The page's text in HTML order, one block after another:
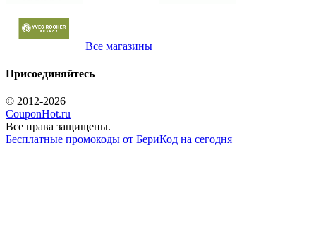
Все магазины
Присоединяйтесь
© 2012-2026
CouponHot.ru
Все права защищены.
Бесплатные промокоды от БериКод на сегодня